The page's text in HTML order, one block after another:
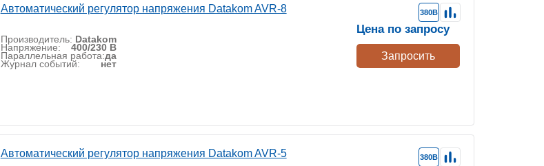
Автоматический регулятор напряжения Datakom AVR-8
Производитель: Datakom
Напряжение: 400/230 В
Параллельная работа:да
Журнал событий: нет
380В
Цена по запросу
Запросить
Автоматический регулятор напряжения Datakom AVR-5 380В